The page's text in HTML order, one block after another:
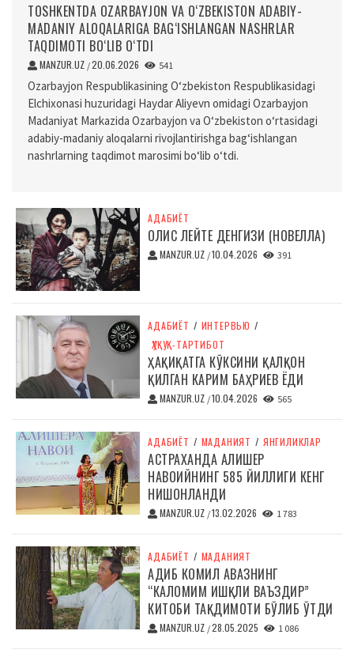
TOSHKENTDA OZARBAYJON VA O‘ZBEKISTON ADABIY-
MADANIY ALOQALARIGA BAG‘ISHLANGAN NASHRLAR
TAQDIMOTI BO‘LIB O‘TDI
MANZUR.UZ /20.06.2026 541
Ozarbayjon Respublikasining O‘zbekiston Respublikasidagi
Elchixonasi huzuridagi Haydar Aliyevn omidagi Ozarbayjon
Madaniyat Markazida Ozarbayjon va O‘zbekiston o‘rtasidagi
adabiy-madaniy aloqalarni rivojlantirishga bag‘ishlangan
nashrlarning taqdimot marosimi bo‘lib o‘tdi.
АДАБИЁТ
ОЛИС ЛЕЙТЕ ДЕНГИЗИ (НОВЕЛЛА)
MANZUR.UZ /10.04.2026 391
АДАБИЁТ / ИНТЕРВЬЮ /
ҲУҚУҚ-ТАРТИБОТ
ҲАҚИҚАТГА КЎКСИНИ ҚАЛҚОН
ҚИЛГАН КАРИМ БАҲРИЕВ ЁДИ
MANZUR.UZ /10.04.2026 565
АДАБИЁТ / МАДАНИЯТ / ЯНГИЛИКЛАР
АСТРАХАНДА АЛИШЕР
НАВОИЙНИНГ 585 ЙИЛЛИГИ КЕНГ
НИШОНЛАНДИ
MANZUR.UZ /13.02.2026 1 783
АДАБИЁТ / МАДАНИЯТ
АДИБ КОМИЛ АВАЗНИНГ
“КАЛОМИМ ИШҚЛИ ВАЪЗДИР”
КИТОБИ ТАҚДИМОТИ БЎЛИБ ЎТДИ
MANZUR.UZ /28.05.2025 1 086